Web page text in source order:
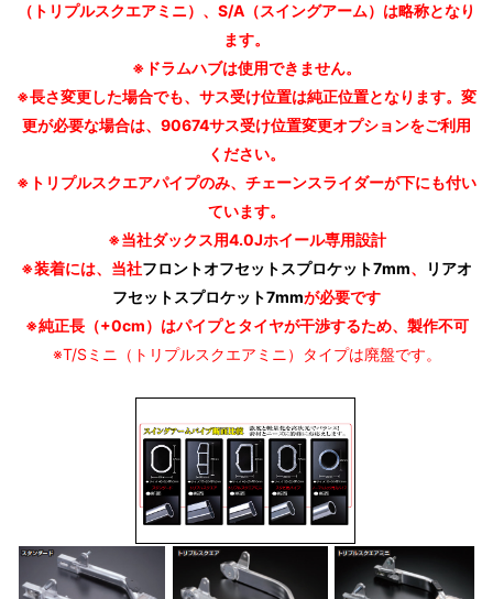
（トリプルスクエアミニ）、S/A（スイングアーム）は略称となり
ます。
※ドラムハブは使用できません。
※長さ変更した場合でも、サス受け位置は純正位置となります。 変
更が必要な場合は、 90674サス受け位置変更オプションをご利用
ください。
※トリプルスクエアパイプのみ、チェーンスライダーが下にも付い
ています。
※当社ダックス用4.0Jホイール専用設計
※装着には、当社フロントオフセットスプロケット7mm、
リアオ
フセットスプロケット7mmが必要です
※純正長（+0cm）はパイプとタイヤが干渉するため、製作不可
※T/Sミニ（トリプルスクエアミニ）タイプは廃盤です。